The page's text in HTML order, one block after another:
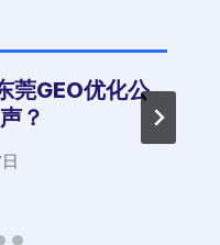
莞GEO优化公
？